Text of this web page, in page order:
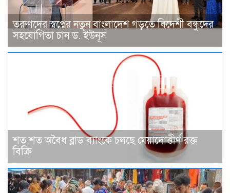
তরুণদের স্বপ্নের নতুন বাংলাদেশ গড়তে বিদেশী বন্ধুদের
সহযোগিতা চান ড. ইউনূস
শত শত অবৈধ ব্লাড ব্যাংকে চলছে মেয়াদোত্তীর্ণ রক্ত
বিক্রি